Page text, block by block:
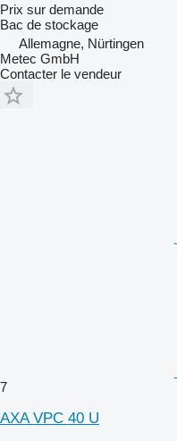
Prix sur demande
Bac de stockage
Allemagne, Nürtingen
Metec GmbH
Contacter le vendeur
7
AXA VPC 40 U